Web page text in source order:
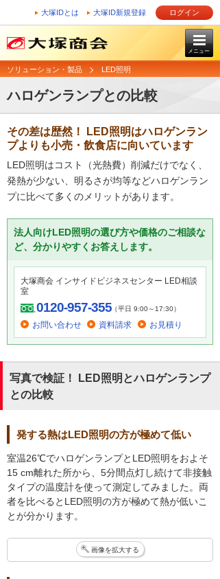
大塚IDとは 大塚ID新規登録 ログイン
メニュー
ソリューション・製品 LED照明
ハロゲンランプとの比較
その差は歴然！ LED照明はハロゲンラン
プよりも小売・飲食店に向いています
LED照明はコスト（光熱費）削減だけでなく、
発熱が少ない、明るさが均等などハロゲンラン
プに比べて多くのメリットがあります。
法人向けLED照明の選び方や価格のご相談な
ど、分かりやすくお答えします。
大塚商会 インサイドビジネスセンター LED相談
室
0120-957-355（平日 9:00～17:30）
お問い合わせ 資料請求 お見積り
写真で検証！ LED照明とハロゲンランプ
との比較
発する熱はLED照明の方が極めて低い
室温26℃でハロゲンランプとLED照明をおよそ
15 cm離れた所から、5分間点灯し続けて非接触
タイプの温度計を使って測定してみました。両
者を比べるとLED照明の方が極めて熱が低いこ
とが分かります。
画像を拡大する